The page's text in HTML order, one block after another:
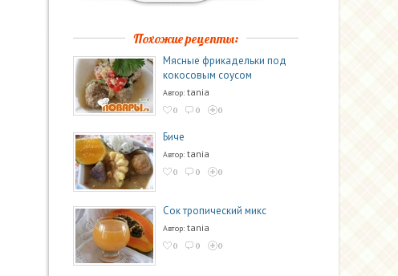
Похожие рецепты:
Мясные фрикадельки под
кокосовым соусом
Автор: tania
0 0 0
Биче
Автор: tania
0 0 0
Сок тропический микс
Автор: tania
0 0 0